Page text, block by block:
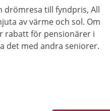
drömresa till fyndpris, All
av värme och sol. Om
rabatt för pensionärer i
det med andra seniorer.